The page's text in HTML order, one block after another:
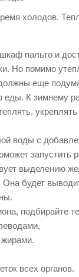
холодов.
пальто и
Но помимо
еще
еды. К зимнему
укреплять
воды с
запустить
выделению
Она будет
подбирайте
всех органов.